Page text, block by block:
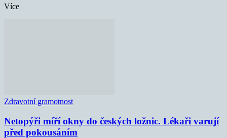
Více
Zdravotní gramotnost
Netopýři míří okny do českých ložnic. Lékaři varují
před pokousáním